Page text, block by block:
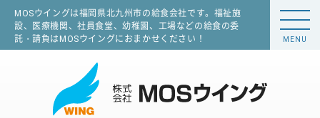
MOSウイングは福岡県北九州市の給食会社です。福祉施
設、医療機関、社員食堂、幼稚園、工場などの給食の委
託・請負はMOSウイングにおまかせください！
MENU